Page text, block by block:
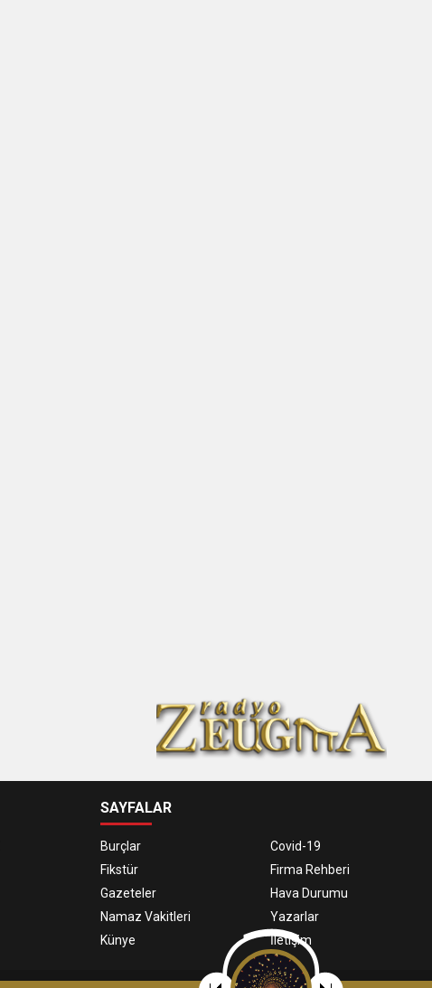
SAYFALAR
Burçlar
Covid-19
Fikstür
Firma Rehberi
Gazeteler
Hava Durumu
Namaz Vakitleri
Yazarlar
Künye
İletişim